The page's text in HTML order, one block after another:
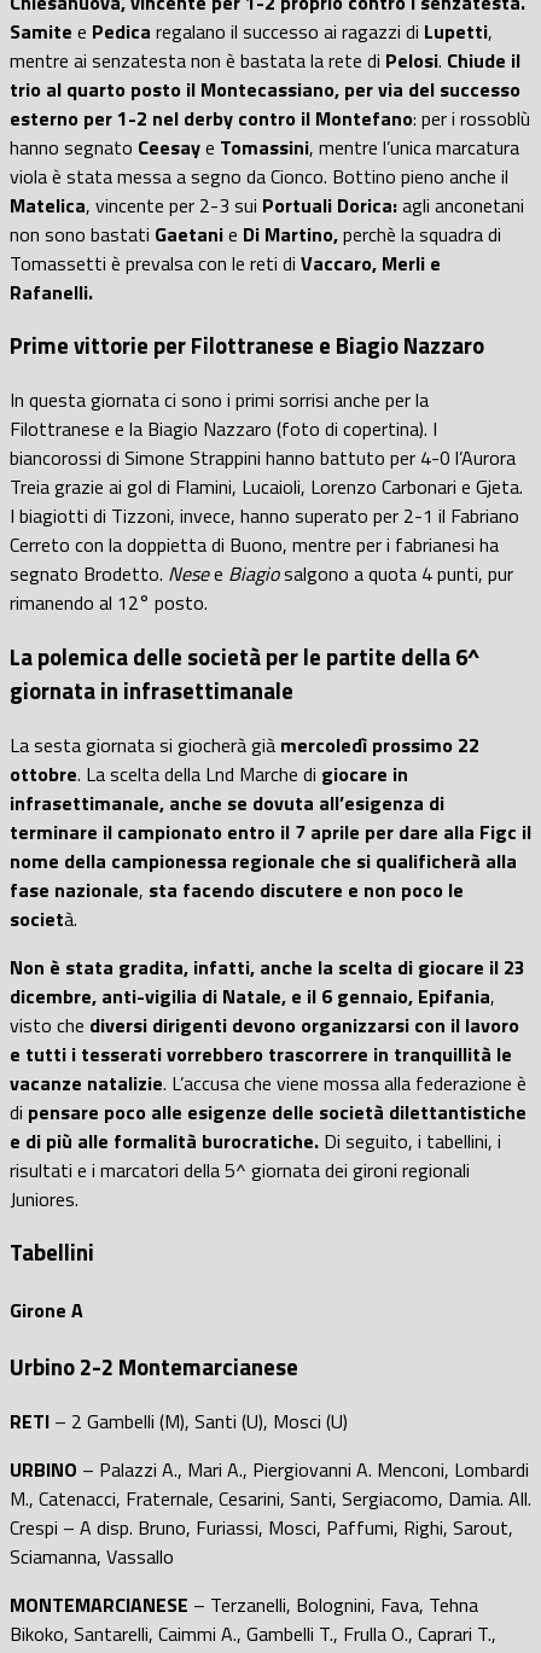
Samite e Pedica regalano il successo ai ragazzi di Lupetti,
mentre ai senzatesta non è bastata la rete di Pelosi. Chiude il
trio al quarto posto il Montecassiano, per via del successo
esterno per 1-2 nel derby contro il Montefano: per i rossoblù
hanno segnato Ceesaye Tomassini, mentre l’unica marcatura
viola è stata messa a segno da Cionco. Bottino pieno anche il
Matelica, vincente per 2-3 sui Portuali Dorica:agli anconetani
non sono bastati Gaetanie Di Martino,perchè la squadra di
Tomassetti è prevalsa con le reti di Vaccaro, Merli e
Rafanelli.
Prime vittorie per Filottranese e Biagio Nazzaro
In questa giornata ci sono i primi sorrisi anche per la
Filottranese e la Biagio Nazzaro (foto di copertina). I
biancorossi di Simone Strappini hanno battuto per 4-0 l’Aurora
Treia grazie ai gol di Flamini, Lucaioli, Lorenzo Carbonari e Gjeta.
I biagiotti di Tizzoni, invece, hanno superato per 2-1 il Fabriano
Cerreto con la doppietta di Buono, mentre per i fabrianesi ha
segnato Brodetto. Nesee Biagiosalgono a quota 4 punti, pur
rimanendo al 12° posto.
La polemica delle società per le partite della 6^
giornata in infrasettimanale
La sesta giornata si giocherà già mercoledì prossimo 22
ottobre. La scelta della Lnd Marche di giocare in
infrasettimanale, anche se dovuta all’esigenza di
terminare il campionato entro il 7 aprile per dare alla Figc il
nome della campionessa regionale che si qualificherà alla
fase nazionale, sta facendo discutere e non poco le
società.
Non è stata gradita, infatti, anche la scelta di giocare il 23
dicembre, anti-vigilia di Natale, e il 6 gennaio, Epifania,
visto che diversi dirigenti devono organizzarsi con il lavoro
e tutti i tesserati vorrebbero trascorrere in tranquillità le
vacanze natalizie. L’accusa che viene mossa alla federazione è
di pensare poco alle esigenze delle società dilettantistiche
e di più alle formalità burocratiche. Di seguito, i tabellini, i
risultati e i marcatori della 5^ giornata dei gironi regionali
Juniores.
Tabellini
Girone A
Urbino 2-2 Montemarcianese
RETI – 2 Gambelli (M), Santi (U), Mosci (U)
URBINO – Palazzi A., Mari A., Piergiovanni A. Menconi, Lombardi
M., Catenacci, Fraternale, Cesarini, Santi, Sergiacomo, Damia. All.
Crespi – A disp. Bruno, Furiassi, Mosci, Paffumi, Righi, Sarout,
Sciamanna, Vassallo
MONTEMARCIANESE – Terzanelli, Bolognini, Fava, Tehna
Bikoko, Santarelli, Caimmi A., Gambelli T., Frulla O., Caprari T.,